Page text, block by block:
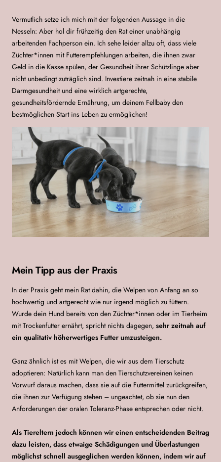
Vermutlich setze ich mich mit der folgenden Aussage in die
Nesseln: Aber hol dir frühzeitig den Rat einer unabhängig
arbeitenden Fachperson ein. Ich sehe leider allzu oft, dass viele
Züchter*innen mit Futterempfehlungen arbeiten, die ihnen zwar
Geld in die Kasse spülen, der Gesundheit ihrer Schützlinge aber
nicht unbedingt zuträglich sind. Investiere zeitnah in eine stabile
Darmgesundheit und eine wirklich artgerechte,
gesundheitsfördernde Ernährung, um deinem Fellbaby den
bestmöglichen Start ins Leben zu ermöglichen!
Mein Tipp aus der Praxis
In der Praxis geht mein Rat dahin, die Welpen von Anfang an so
hochwertig und artgerecht wie nur irgend möglich zu füttern.
Wurde dein Hund bereits von den Züchter*innen oder im Tierheim
mit Trockenfutter ernährt, spricht nichts dagegen, sehr zeitnah auf
ein qualitativ höherwertiges Futter umzusteigen.
Ganz ähnlich ist es mit Welpen, die wir aus dem Tierschutz
adoptieren: Natürlich kann man den Tierschutzvereinen keinen
Vorwurf daraus machen, dass sie auf die Futtermittel zurückgreifen,
die ihnen zur Verfügung stehen – ungeachtet, ob sie nun den
Anforderungen der oralen Toleranz-Phase entsprechen oder nicht.
Als Tiereltern jedoch können wir einen entscheidenden Beitrag
dazu leisten, dass etwaige Schädigungen und Überlastungen
möglichst schnell ausgeglichen werden können, indem wir auf